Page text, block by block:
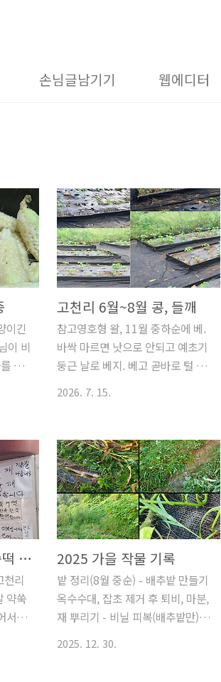
손님글남기기 웹에디터
이긴
이 비
40
태
.딸기
- 3단
필수)
. 거
잡
모
중
.
깨모
수
과
고천리 6월~8월 콩, 들깨
참고영호형 왈, 11월 중하순에 베.
바싹 마르면 낫으로 안되고 예초기
둥근 날로 베지. 베고 곧바로 털 수
2025년 6~8월 고천리
https://anakii.tistory.com/3245
☞ 바랭이, 방동사니 등 세엽잡초 -
생장점이 줄이 맨 아래. 개비름,쇠
비름,명아주(광엽잡초) - 생장점이
줄기 맨 위. ☞ 고라니망에 비닐하
우스 클립 사용하면 좋음. 15mm
파이프 고정용으로 25mm를 사용.
20mm 파이프는 32mm 클립사
용.☞ 깨밭 모종 당근 나눔받을 때
는 세수대야 필수.작업 체크목풍기
(충전체크. 흰것1.5, 녹색2시간
2026. 7. 15.
들기름 짜고 (5/19) 쑥떡 만들기 (5/19,5/25)
리
약쑥
서 경
2025 가을 작물 기록
밭 정리(8월 중순) - 배추밭 만들기
옥수수대, 잡초 제거 후 퇴비, 마분,
재 뿌리기 - 비닐 피복(배추밭만)배
2025. 12. 30.